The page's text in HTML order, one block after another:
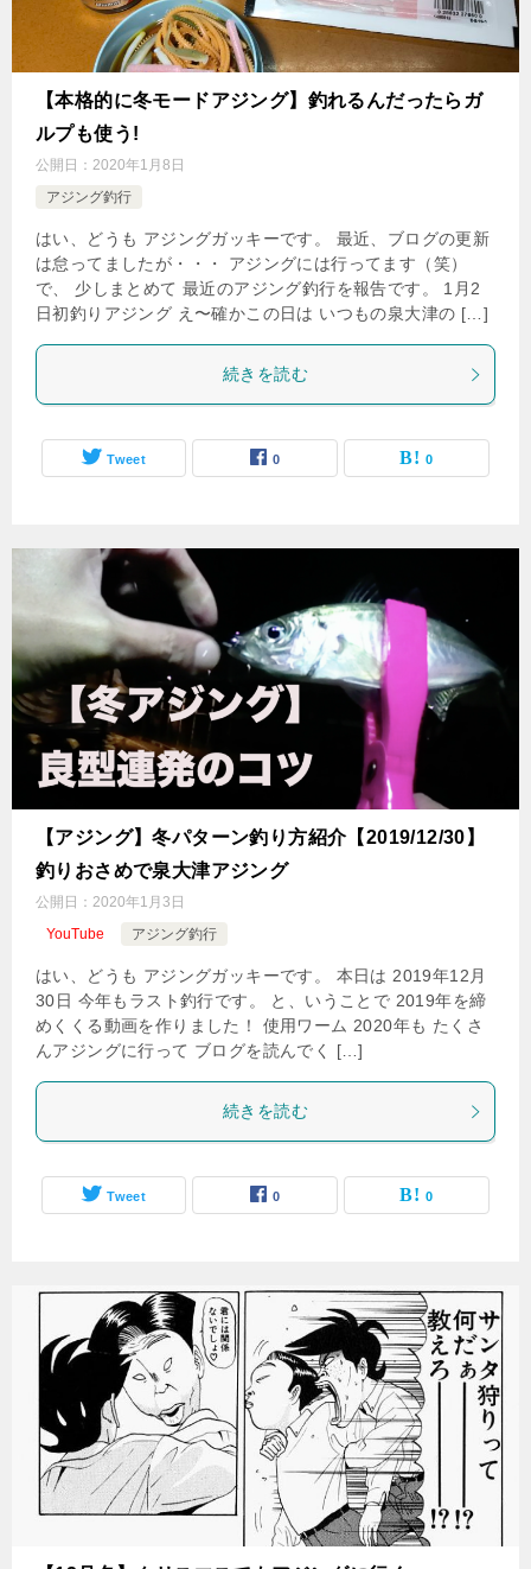
【本格的に冬モードアジング】釣れるんだったらガ
ルプも使う!
公開日： 2020年1月8日
アジング釣行
はい、どうも アジングガッキーです。 最近、ブログの更新
は怠ってましたが・・・ アジングには行ってます（笑）
で、 少しまとめて 最近のアジング釣行を報告です。 1月2
日初釣りアジング え〜確かこの日は いつもの泉大津の […]
続きを読む
Tweet 0 0
【アジング】冬パターン釣り方紹介【2019/12/30】
釣りおさめで泉大津アジング
公開日： 2020年1月3日
YouTube
アジング釣行
はい、どうも アジングガッキーです。 本日は 2019年12月
30日 今年もラスト釣行です。 と、いうことで 2019年を締
めくくる動画を作りました！ 使用ワーム 2020年も たくさ
んアジングに行って ブログを読んでく […]
続きを読む
Tweet 0 0